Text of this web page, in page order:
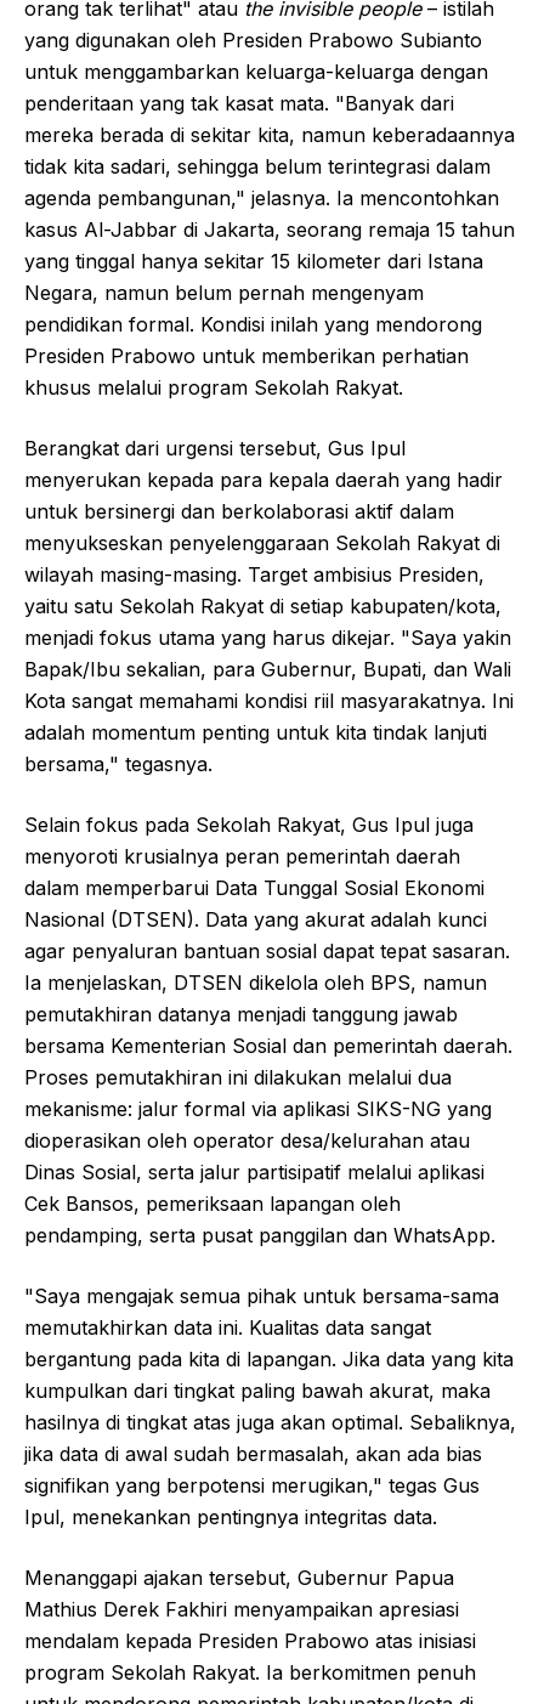
orang tak terlihat" atau the invisible people– istilah
yang digunakan oleh Presiden Prabowo Subianto
untuk menggambarkan keluarga-keluarga dengan
penderitaan yang tak kasat mata. "Banyak dari
mereka berada di sekitar kita, namun keberadaannya
tidak kita sadari, sehingga belum terintegrasi dalam
agenda pembangunan," jelasnya. Ia mencontohkan
kasus Al-Jabbar di Jakarta, seorang remaja 15 tahun
yang tinggal hanya sekitar 15 kilometer dari Istana
Negara, namun belum pernah mengenyam
pendidikan formal. Kondisi inilah yang mendorong
Presiden Prabowo untuk memberikan perhatian
khusus melalui program Sekolah Rakyat.
Berangkat dari urgensi tersebut, Gus Ipul
menyerukan kepada para kepala daerah yang hadir
untuk bersinergi dan berkolaborasi aktif dalam
menyukseskan penyelenggaraan Sekolah Rakyat di
wilayah masing-masing. Target ambisius Presiden,
yaitu satu Sekolah Rakyat di setiap kabupaten/kota,
menjadi fokus utama yang harus dikejar. "Saya yakin
Bapak/Ibu sekalian, para Gubernur, Bupati, dan Wali
Kota sangat memahami kondisi riil masyarakatnya. Ini
adalah momentum penting untuk kita tindak lanjuti
bersama," tegasnya.
Selain fokus pada Sekolah Rakyat, Gus Ipul juga
menyoroti krusialnya peran pemerintah daerah
dalam memperbarui Data Tunggal Sosial Ekonomi
Nasional (DTSEN). Data yang akurat adalah kunci
agar penyaluran bantuan sosial dapat tepat sasaran.
Ia menjelaskan, DTSEN dikelola oleh BPS, namun
pemutakhiran datanya menjadi tanggung jawab
bersama Kementerian Sosial dan pemerintah daerah.
Proses pemutakhiran ini dilakukan melalui dua
mekanisme: jalur formal via aplikasi SIKS-NG yang
dioperasikan oleh operator desa/kelurahan atau
Dinas Sosial, serta jalur partisipatif melalui aplikasi
Cek Bansos, pemeriksaan lapangan oleh
pendamping, serta pusat panggilan dan WhatsApp.
"Saya mengajak semua pihak untuk bersama-sama
memutakhirkan data ini. Kualitas data sangat
bergantung pada kita di lapangan. Jika data yang kita
kumpulkan dari tingkat paling bawah akurat, maka
hasilnya di tingkat atas juga akan optimal. Sebaliknya,
jika data di awal sudah bermasalah, akan ada bias
signifikan yang berpotensi merugikan," tegas Gus
Ipul, menekankan pentingnya integritas data.
Menanggapi ajakan tersebut, Gubernur Papua
Mathius Derek Fakhiri menyampaikan apresiasi
mendalam kepada Presiden Prabowo atas inisiasi
program Sekolah Rakyat. Ia berkomitmen penuh